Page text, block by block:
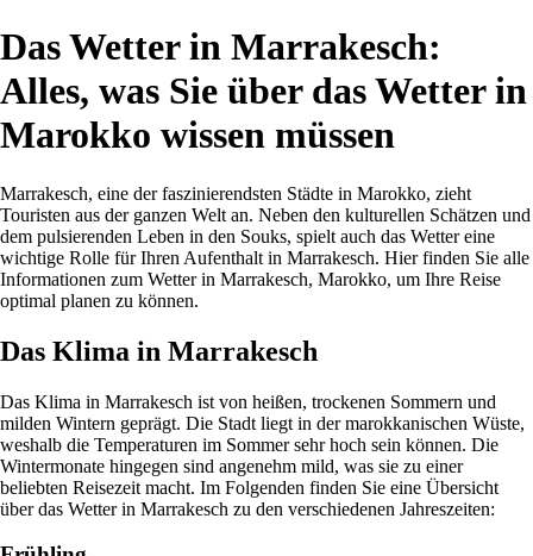
Das Wetter in Marrakesch:
Alles, was Sie über das Wetter in
Marokko wissen müssen
Marrakesch, eine der faszinierendsten Städte in Marokko, zieht
Touristen aus der ganzen Welt an. Neben den kulturellen Schätzen und
dem pulsierenden Leben in den Souks, spielt auch das Wetter eine
wichtige Rolle für Ihren Aufenthalt in Marrakesch. Hier finden Sie alle
Informationen zum Wetter in Marrakesch, Marokko, um Ihre Reise
optimal planen zu können.
Das Klima in Marrakesch
Das Klima in Marrakesch ist von heißen, trockenen Sommern und
milden Wintern geprägt. Die Stadt liegt in der marokkanischen Wüste,
weshalb die Temperaturen im Sommer sehr hoch sein können. Die
Wintermonate hingegen sind angenehm mild, was sie zu einer
beliebten Reisezeit macht. Im Folgenden finden Sie eine Übersicht
über das Wetter in Marrakesch zu den verschiedenen Jahreszeiten: